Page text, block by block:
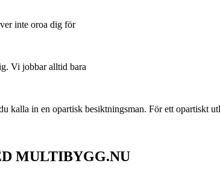
inte oroa dig för
Vi jobbar alltid bara
kalla in en opartisk besiktningsman. För ett opartiskt
MULTIBYGG.NU